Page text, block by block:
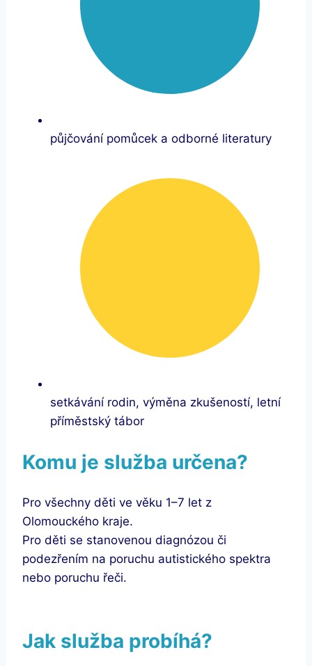
půjčování pomůcek a odborné literatury
setkávání rodin, výměna zkušeností, letní
příměstský tábor
Komu je služba určena?
Pro všechny děti ve věku 1–7 let z
Olomouckého kraje.
Pro děti se stanovenou diagnózou či
podezřením na poruchu autistického spektra
nebo poruchu řeči.
Jak služba probíhá?